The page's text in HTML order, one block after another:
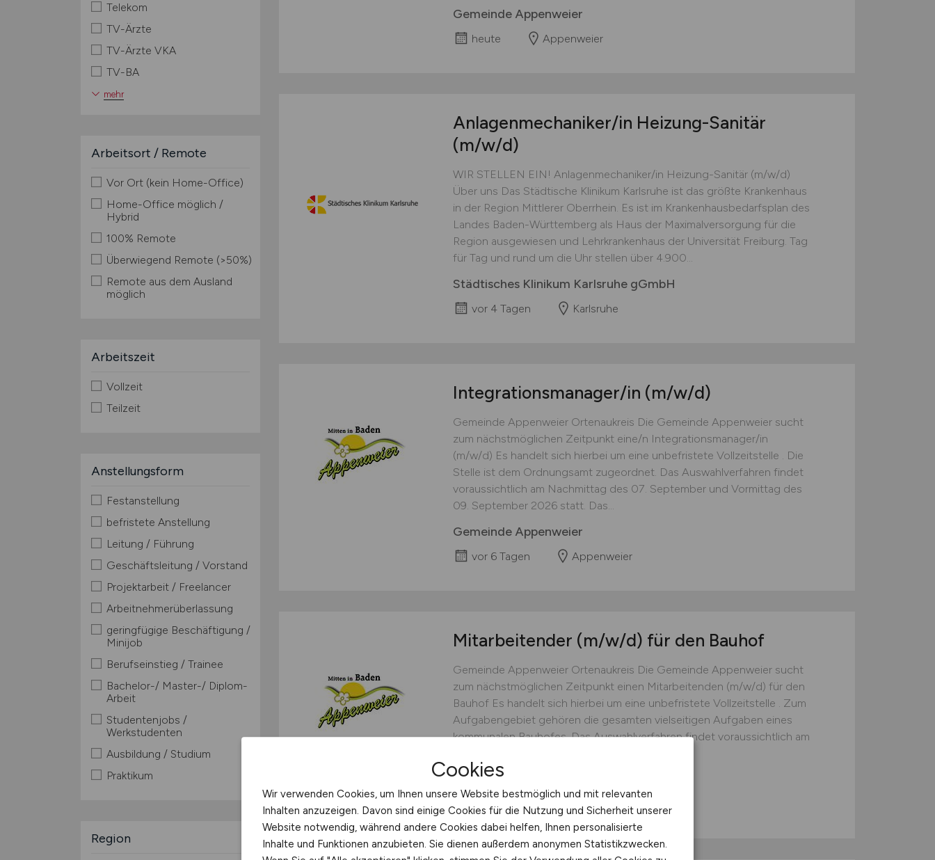
Telekom
TV-Ärzte
TV-Ärzte VKA
TV-BA
mehr
Arbeitsort / Remote
Vor Ort (kein Home-Office)
Home-Office möglich /
Hybrid
100% Remote
Überwiegend Remote (>50%)
Remote aus dem Ausland
möglich
Arbeitszeit
Vollzeit
Teilzeit
Anstellungsform
Festanstellung
befristete Anstellung
Leitung / Führung
Geschäftsleitung / Vorstand
Projektarbeit / Freelancer
Arbeitnehmerüberlassung
geringfügige Beschäftigung /
Minijob
Berufseinstieg / Trainee
Bachelor-/ Master-/ Diplom-
Arbeit
Studentenjobs /
Werkstudenten
Ausbildung / Studium
Praktikum
Region
Gemeinde Appenweier
heute Appenweier
Anlagenmechaniker/in Heizung-Sanitär
(m/w/d)
WIR STELLEN EIN! Anlagenmechaniker/in Heizung-Sanitär (m/w/d)
Über uns Das Städtische Klinikum Karlsruhe ist das größte Krankenhaus
in der Region Mittlerer Oberrhein. Es ist im Krankenhausbedarfsplan des
Landes Baden-Württemberg als Haus der Maximalversorgung für die
Region ausgewiesen und Lehrkrankenhaus der Universität Freiburg. Tag
für Tag und rund um die Uhr stellen über 4.900...
Städtisches Klinikum Karlsruhe gGmbH
vor 4 Tagen Karlsruhe
Integrationsmanager/in (m/w/d)
Gemeinde Appenweier Ortenaukreis Die Gemeinde Appenweier sucht
zum nächstmöglichen Zeitpunkt eine/n Integrationsmanager/in
(m/w/d) Es handelt sich hierbei um eine unbefristete Vollzeitstelle . Die
Stelle ist dem Ordnungsamt zugeordnet. Das Auswahlverfahren findet
voraussichtlich am Nachmittag des 07. September und Vormittag des
09. September 2026 statt. Das...
Gemeinde Appenweier
vor 6 Tagen Appenweier
Mitarbeitender (m/w/d) für den Bauhof
Gemeinde Appenweier Ortenaukreis Die Gemeinde Appenweier sucht
zum nächstmöglichen Zeitpunkt einen Mitarbeitenden (m/w/d) für den
Bauhof Es handelt sich hierbei um eine unbefristete Vollzeitstelle . Zum
Aufgabengebiet gehören die gesamten vielseitigen Aufgaben eines
kommunalen Bauhofes. Das Auswahlverfahren findet voraussichtlich am
Gemeinde Appenweier
vor 6 Tagen Appenweier
Cookies
Wir verwenden Cookies, um Ihnen unsere Website bestmöglich und mit relevanten
Inhalten anzuzeigen. Davon sind einige Cookies für die Nutzung und Sicherheit unserer
Website notwendig, während andere Cookies dabei helfen, Ihnen personalisierte
Inhalte und Funktionen anzubieten. Sie dienen außerdem anonymen Statistikzwecken.